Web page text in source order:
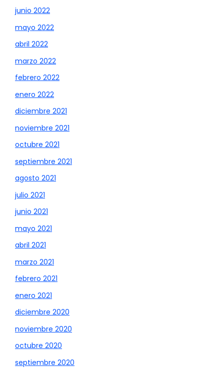
junio 2022
mayo 2022
abril 2022
marzo 2022
febrero 2022
enero 2022
diciembre 2021
noviembre 2021
octubre 2021
septiembre 2021
agosto 2021
julio 2021
junio 2021
mayo 2021
abril 2021
marzo 2021
febrero 2021
enero 2021
diciembre 2020
noviembre 2020
octubre 2020
septiembre 2020